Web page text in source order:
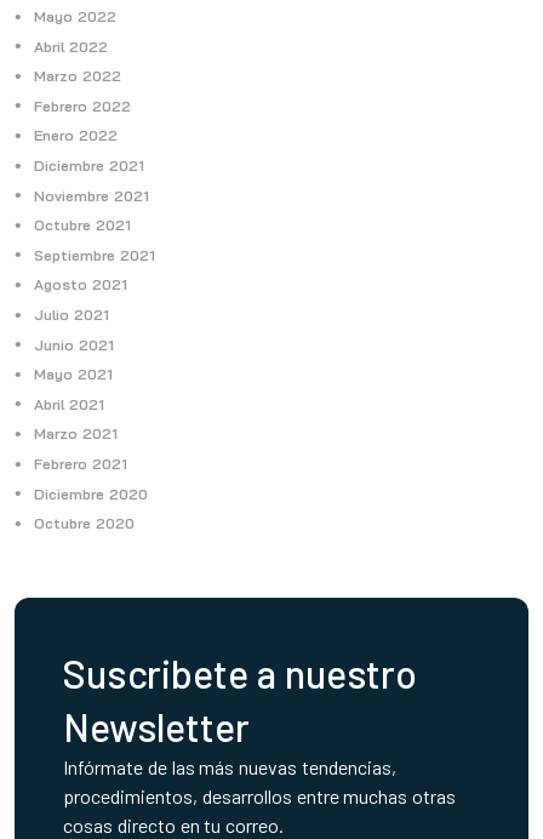
Mayo 2022
Abril 2022
Marzo 2022
Febrero 2022
Enero 2022
Diciembre 2021
Noviembre 2021
Octubre 2021
Septiembre 2021
Agosto 2021
Julio 2021
Junio 2021
Mayo 2021
Abril 2021
Marzo 2021
Febrero 2021
Diciembre 2020
Octubre 2020
Suscribete a nuestro
Newsletter
Infórmate de las más nuevas tendencias,
procedimientos, desarrollos entre muchas otras
cosas directo en tu correo.